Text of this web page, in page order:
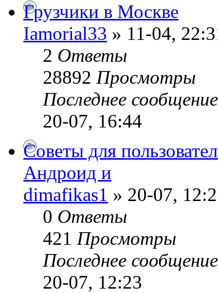
Грузчики в Москве
Iamorial33 » 11-04,
2 Ответы
28892 Просмотры
Последнее
20-07, 16:44
Советы для
Андроид и
dimafikas1 » 20-07,
0 Ответы
421 Просмотры
Последнее
20-07, 12:23